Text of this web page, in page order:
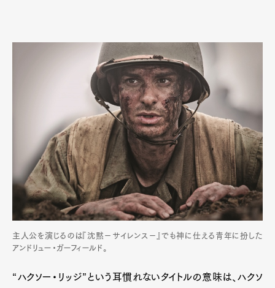
主人公を演じるのは『沈黙－サイレンス－』でも神に仕える青年に扮した
アンドリュー・ガーフィールド。
“ハクソー・リッジ”という耳慣れないタイトルの意味は、ハクソ